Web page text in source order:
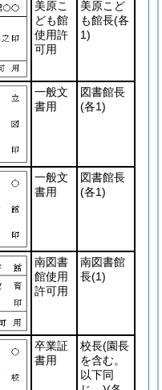
美原こ
ども館
使用許
可用
美原こど
も館長(各
1)
一般文
書用
図書館長
(各1)
一般文
書用
図書館長
(各1)
南図書
館使用
許可用
南図書館
長(1)
卒業証
書用
校長(園長
を含む。
以下同